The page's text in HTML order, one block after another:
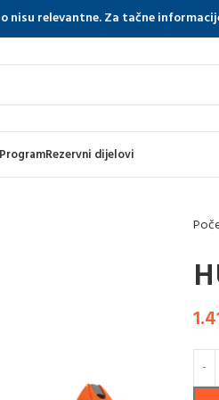
nisu relevantne. Za tačne
Rezervni dijelovi